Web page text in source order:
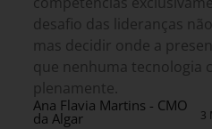
desafio das lideranças
mas decidir onde a
que nenhuma tecnologia
plenamente.
Ana Flavia Martins - CMO
da Algar 3